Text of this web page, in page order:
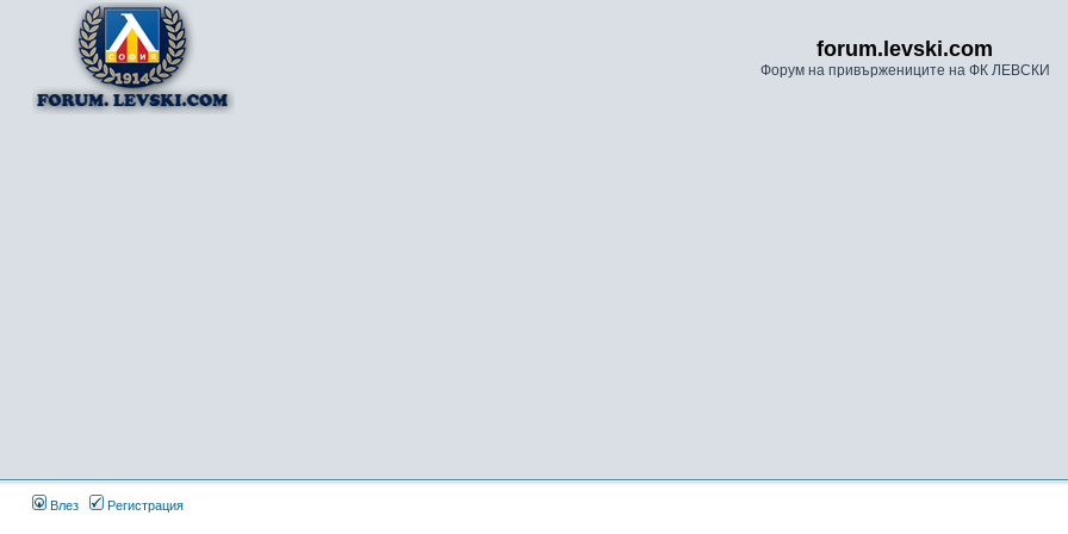
forum.levski.com
Форум на привържениците на ФК ЛЕВСКИ
Влез Регистрация